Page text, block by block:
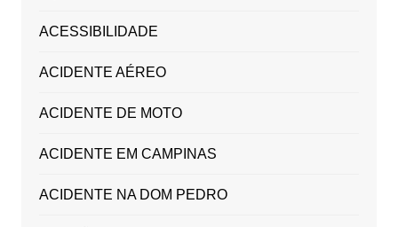
ACESSIBILIDADE
ACIDENTE AÉREO
ACIDENTE DE MOTO
ACIDENTE EM CAMPINAS
ACIDENTE NA DOM PEDRO